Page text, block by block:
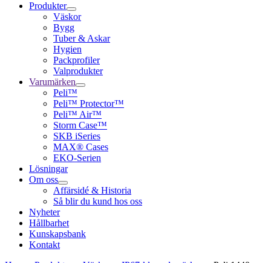
Produkter
Väskor
Bygg
Tuber & Askar
Hygien
Packprofiler
Valprodukter
Varumärken
Peli™
Peli™ Protector™
Peli™ Air™
Storm Case™
SKB iSeries
MAX® Cases
EKO-Serien
Lösningar
Om oss
Affärsidé & Historia
Så blir du kund hos oss
Nyheter
Hållbarhet
Kunskapsbank
Kontakt